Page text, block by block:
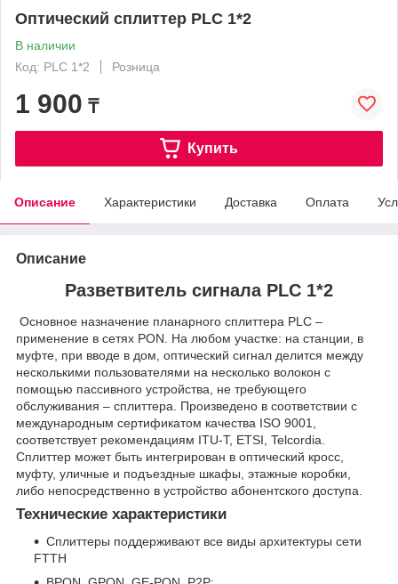
Оптический сплиттер PLC 1*2
В наличии
Код: PLC 1*2
Розница
1 900 ₸
Купить
Описание Характеристики Доставка Оплата
Описание
Разветвитель сигнала PLC 1*2
Основное назначение планарного сплиттера PLC –
применение в сетях PON. На любом участке: на станции, в
муфте, при вводе в дом, оптический сигнал делится между
несколькими пользователями на несколько волокон с
помощью пассивного устройства, не требующего
обслуживания – сплиттера. Произведено в соответствии с
международным сертификатом качества ISO 9001,
соответствует рекомендациям ITU-T, ETSI, Telcordia.
Сплиттер может быть интегрирован в оптический кросс,
муфту, уличные и подъездные шкафы, этажные коробки,
либо непосредственно в устройство абонентского доступа.
Технические характеристики
Сплиттеры поддерживают все виды архитектуры сети
FTTH